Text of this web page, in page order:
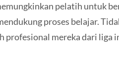
pelatih untuk
proses belajar.
profesional mereka dari liga